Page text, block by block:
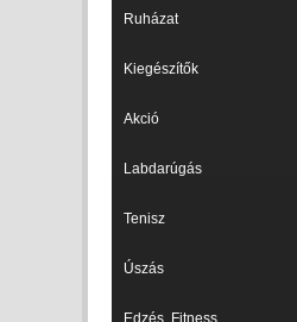
Ruházat
Kiegészítők
Akció
Labdarúgás
Tenisz
Úszás
Edzés, Fitness